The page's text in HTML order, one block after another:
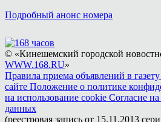
Подробный анонс номера
© «Кинешемский городской
WWW.168.RU»
Правила приема объявлений в газету
сайте Положение о политике
на использование cookie Согласие
данных
(реестровая запись от 15.11.2013